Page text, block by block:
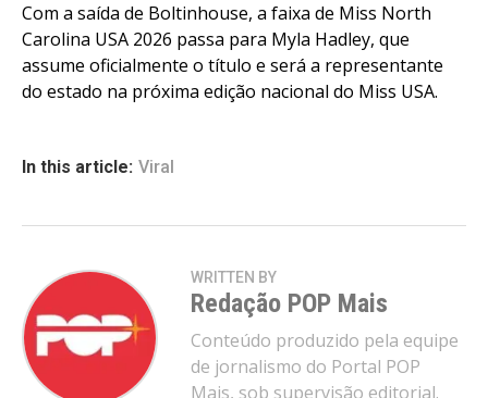
Com a saída de Boltinhouse, a faixa de Miss North
Carolina USA 2026 passa para Myla Hadley, que
assume oficialmente o título e será a representante
do estado na próxima edição nacional do Miss USA.
In this article: Viral
WRITTEN BY
Redação POP Mais
Conteúdo produzido pela equipe
de jornalismo do Portal POP
Mais, sob supervisão editorial.